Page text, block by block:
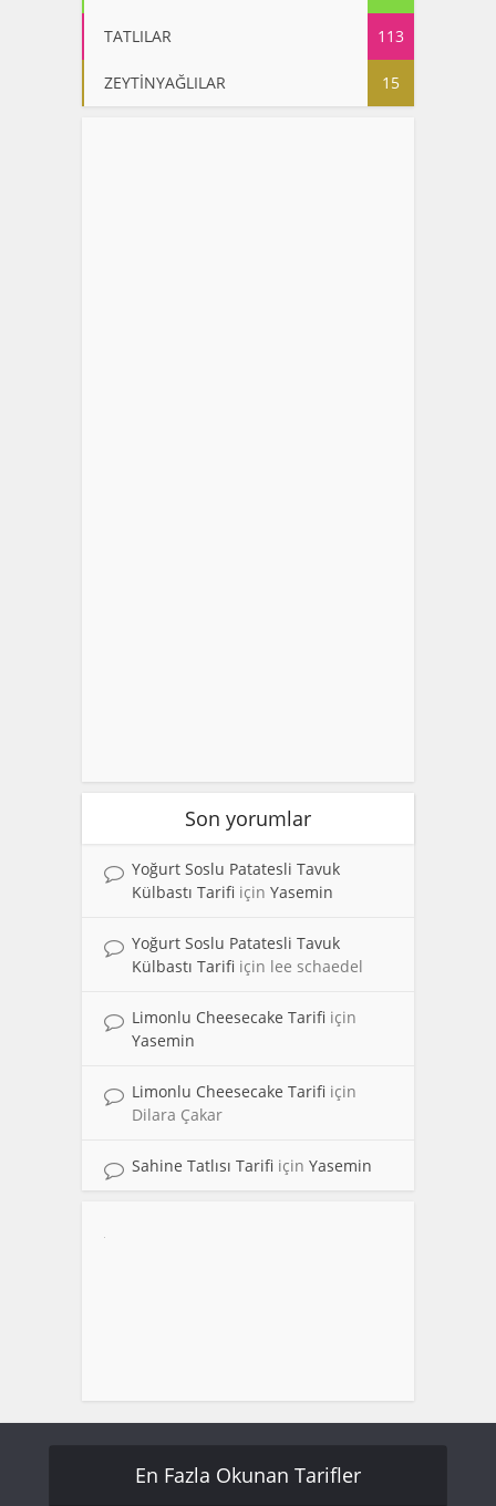
TATLILAR 113
ZEYTİNYAĞLILAR 15
Son yorumlar
Yoğurt Soslu Patatesli Tavuk
Külbastı Tarifi için Yasemin
Yoğurt Soslu Patatesli Tavuk
Külbastı Tarifi için lee schaedel
Limonlu Cheesecake Tarifi için
Yasemin
Limonlu Cheesecake Tarifi için
Dilara Çakar
Sahine Tatlısı Tarifi için Yasemin
En Fazla Okunan Tarifler